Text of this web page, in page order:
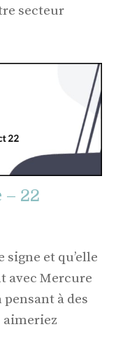
secteur
– 22
et qu’elle
avec Mercure
à des
aimeriez